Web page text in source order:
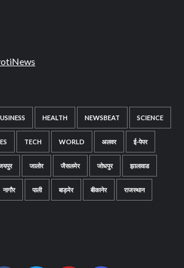
HEALTH NEWSBEAT SCIENCE
TECH WORLD अलवर ई-पेपर
जालोर जैसलमेर जोधपुर झालावाड
नागौर पाली बाड़मेर बीकानेर राजस्थान